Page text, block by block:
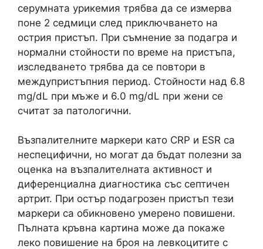
серумната урикемия трябва да се измерва
поне 2 седмици след приключването на
острия пристъп. При съмнение за подагра и
нормални стойности по време на пристъпа,
изследването трябва да се повтори в
междупристъпния период. Стойности над 6.8
mg/dL при мъже и 6.0 mg/dL при жени се
считат за патологични.
Възпалителните маркери като CRP и ESR са
неспецифични, но могат да бъдат полезни за
оценка на възпалителната активност и
диференциална диагностика със септичен
артрит. При остър подагрозен пристъп тези
маркери са обикновено умерено повишени.
Пълната кръвна картина може да покаже
леко повишение на броя на левкоцитите с